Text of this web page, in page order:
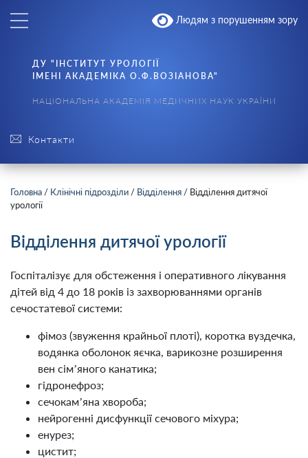
Людям з порушенням зору
Контакти
ДУ "ІНСТИТУТ УРОЛОГІЇ
ІМЕНІ АКАДЕМІКА О.Ф.ВОЗІАНОВА"
НАЦІОНАЛЬНА АКАДЕМІЯ МЕДИЧНИХ НАУК УКРАЇНИ
Головна / Клінічні підрозділи / Відділення / Відділення дитячої
урології
Відділення дитячої урології
Госпіталізує для обстеження і оперативного лікування
дітей від 4 до 18 років із захворюваннями органів
сечостатевої системи:
фімоз (звуження крайньої плоті), коротка вуздечка,
водянка оболонок яєчка, варикозне розширення
вен сім’яного канатика;
гідронефроз;
сечокам’яна хвороба;
нейрогенні дисфункції сечового міхура;
енурез;
цистит;